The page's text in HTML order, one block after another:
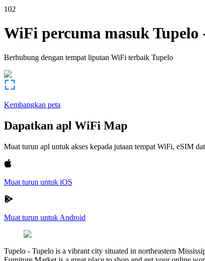
102
WiFi percuma masukTupelo
Berhubung dengan tempat liputan WiFi terbaik Tupelo
Kembangkan peta
Dapatkan apl WiFi Map
Muat turun apl untuk akses kepada jutaan tempat WiFi, eSIM
Muat turun untuk iOS
Muat turun untuk Android
Tupelo - Tupelo is a vibrant city situated in northeastern